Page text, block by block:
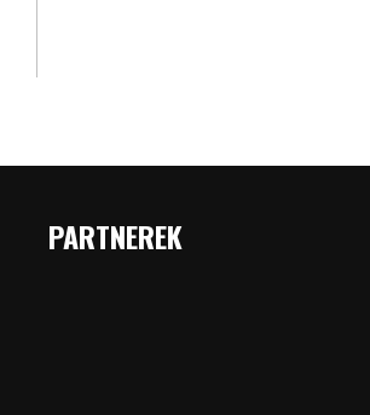
PARTNEREK